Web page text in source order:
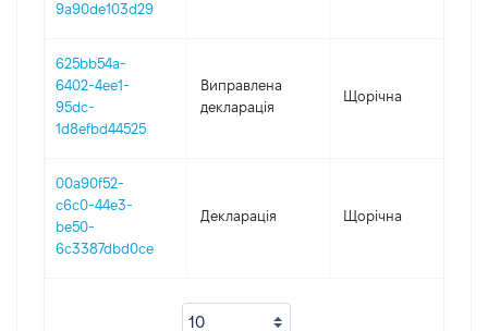
9a90de103d29
625bb54a-
6402-4ee1-
95dc-
1d8efbd44525
Виправлена
декларація
Щорічна
00a90f52-
c6c0-44e3-
be50-
6c3387dbd0ce
Декларація Щорічна